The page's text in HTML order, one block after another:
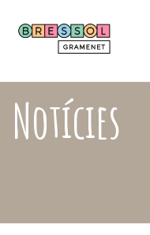
main
Notícies